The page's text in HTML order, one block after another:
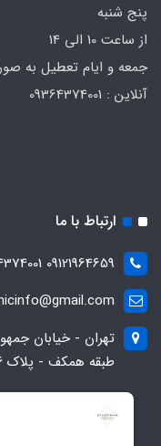
پنج شنبه
از ساعت 10 الی 14
جمعه و ایام تعطیل به
ارتباط با ما
09121964659 09364374001 ۰۲۱۶۶۷۶۵۰۸۳
تهران - خیابان
طبقه همکف - پلاک ۶